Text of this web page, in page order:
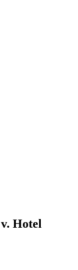
Hotel